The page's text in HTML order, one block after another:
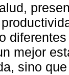
mejor
sino